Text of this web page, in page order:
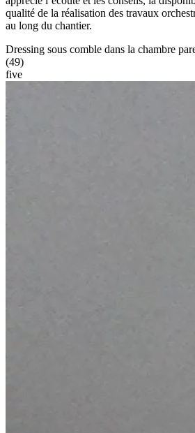
qualité de la réalisation des travaux
au long du chantier.
Dressing sous comble dans la chambre
(49)
five